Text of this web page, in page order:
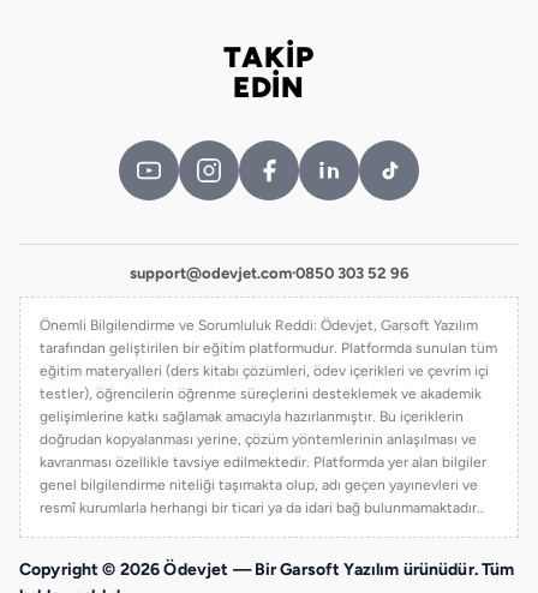
TAKİP
EDİN
support@odevjet.com·0850 303 52 96
Önemli Bilgilendirme ve Sorumluluk Reddi: Ödevjet, Garsoft Yazılım
tarafından geliştirilen bir eğitim platformudur. Platformda sunulan tüm
eğitim materyalleri (ders kitabı çözümleri, ödev içerikleri ve çevrim içi
testler), öğrencilerin öğrenme süreçlerini desteklemek ve akademik
gelişimlerine katkı sağlamak amacıyla hazırlanmıştır. Bu içeriklerin
doğrudan kopyalanması yerine, çözüm yöntemlerinin anlaşılması ve
kavranması özellikle tavsiye edilmektedir. Platformda yer alan bilgiler
genel bilgilendirme niteliği taşımakta olup, adı geçen yayınevleri ve
resmî kurumlarla herhangi bir ticari ya da idari bağ bulunmamaktadır..
Copyright © 2026 Ödevjet — Bir Garsoft Yazılım ürünüdür. Tüm